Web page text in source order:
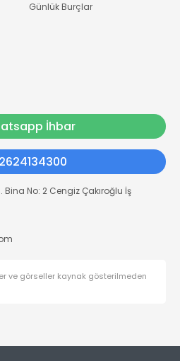
Günlük Burçlar
İhbar
Bina No: 2 Cengiz Çakıroğlu İş
ve görseller kaynak gösterilmeden